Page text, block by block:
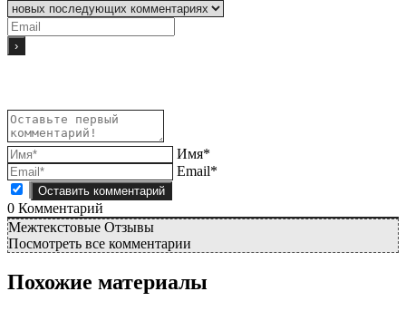
Имя*
Email*
0 Комментарий
Межтекстовые Отзывы
Посмотреть все комментарии
Похожие материалы